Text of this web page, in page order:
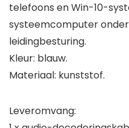
telefoons en Win-10-
systeemcomputer
leidingbesturing.
Kleur: blauw.
Materiaal: kunststof.
Leveromvang: